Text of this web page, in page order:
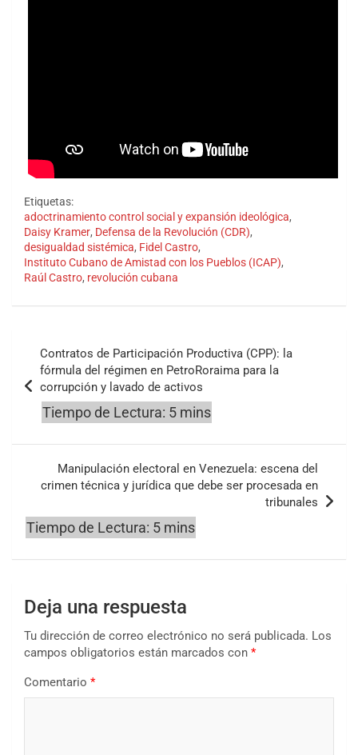
Etiquetas:
adoctrinamiento control social y expansión ideológica,
Daisy Kramer, Defensa de la Revolución (CDR),
desigualdad sistémica, Fidel Castro,
Instituto Cubano de Amistad con los Pueblos (ICAP),
Raúl Castro, revolución cubana
entradas
Contratos de Participación Productiva (CPP): la
fórmula del régimen en PetroRoraima para la
corrupción y lavado de activos
Manipulación electoral en Venezuela: escena del
crimen técnica y jurídica que debe ser procesada en
tribunales
Deja una respuesta
Tu dirección de correo electrónico no será publicada. Los
campos obligatorios están marcados con *
Comentario *